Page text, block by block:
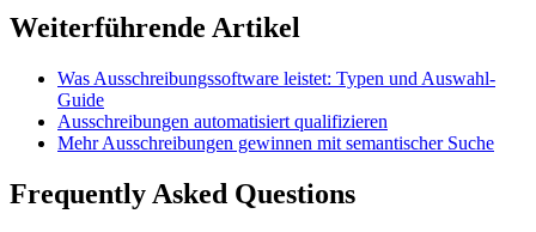
Weiterführende Artikel
Was Ausschreibungssoftware leistet: Typen und Auswahl-
Guide
Ausschreibungen automatisiert qualifizieren
Mehr Ausschreibungen gewinnen mit semantischer Suche
Frequently Asked Questions